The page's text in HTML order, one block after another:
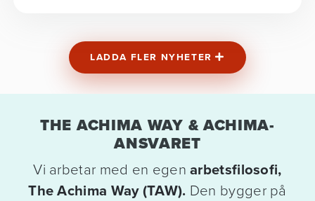
LADDA FLER NYHETER
THE ACHIMA WAY & ACHIMA-
ANSVARET
Vi arbetar med en egenarbetsfilosofi,
The Achima Way (TAW). Den bygger på